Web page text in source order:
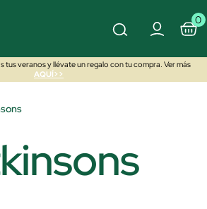
0
tus veranos y llévate un regalo con tu compra. Ver más
AQUÍ>>